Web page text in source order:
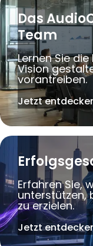
Das
Team
Lernen Sie
Vision
vorantreiben.
Jetzt
Erfahren Sie,
unterstützen,
zu erzielen.
Jetzt